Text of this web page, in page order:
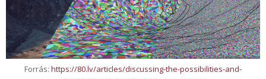
Forrás: https://80.lv/articles/discussing-the-possibilities-and-